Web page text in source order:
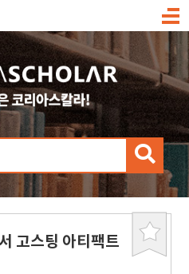
메
검
북
고스팅 아티팩트